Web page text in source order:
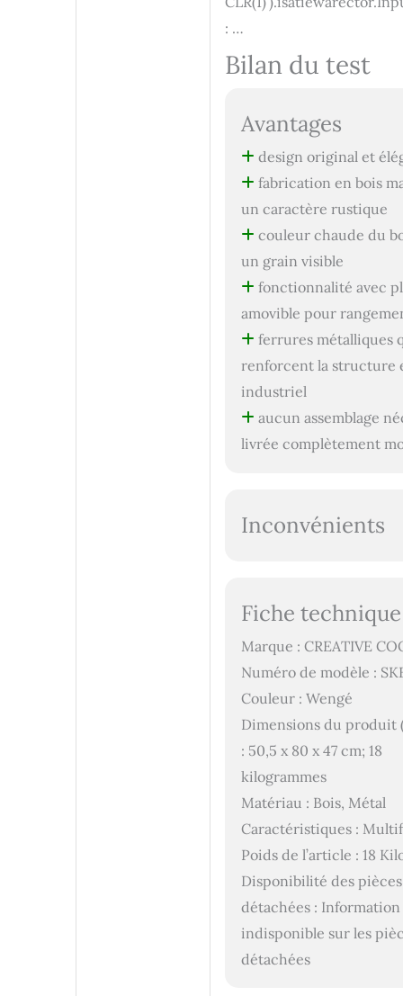
mariage ou cadeau
pour un collègue
des intérieurs
uniques. Idéal
comme cadeau
hommes, cadeau
pour frère, grand-
père, meilleur ami
retraite. Offrez à
vos proches un
cadeau unique qui
apportera style et
fonctionnalité à
votre maison
: …
Bilan du test
Avantages
design original et
fabrication en bois
un caractère rustique
couleur chaude du
un grain visible
fonctionnalité avec
amovible pour
ferrures métalliques
renforcent la structure
industriel
aucun assemblage
livrée complètement
Inconvénients
Fiche technique
Marque : CREATIVE
Numéro de modèle :
Couleur : Wengé
Dimensions du produit
: 50,5 x 80 x 47 cm; 18
kilogrammes
Matériau : Bois, Métal
Caractéristiques :
Poids de l’article : 18
Disponibilité des pièces
détachées : Information
indisponible sur les
détachées